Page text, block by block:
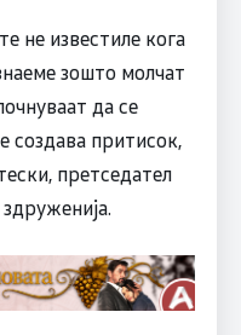
не известиле кога
зошто молчат
да се
создава притисок,
претседател